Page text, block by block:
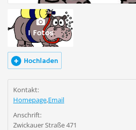
1 Fotos
Hochladen
Kontakt:
Homepage,Email
Anschrift:
Zwickauer Straße 471